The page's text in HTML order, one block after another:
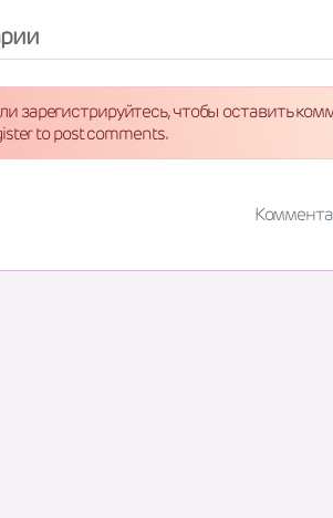
зарегистрируйтесь, чтобы оставить
to post comments.